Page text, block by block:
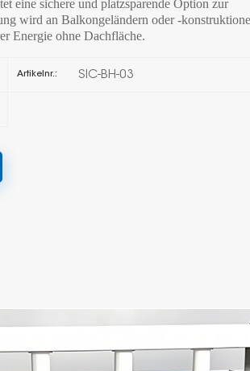
eine sichere und platzsparende Option zur
wird an Balkongeländern oder -
Energie ohne Dachfläche.
Artikelnr.: SIC-BH-03